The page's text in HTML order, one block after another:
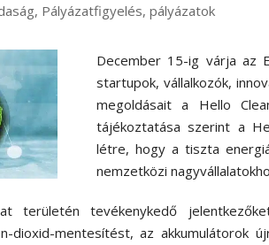
, Pályázatfigyelés,pályázatok
December 15-ig várja az
startupok, vállalkozók,
megoldásait a Hello
tájékoztatása szerint a
létre, hogy a tiszta
nemzetközi
területén tevékenykedő
dioxid-mentesítést, az akkumulátorok